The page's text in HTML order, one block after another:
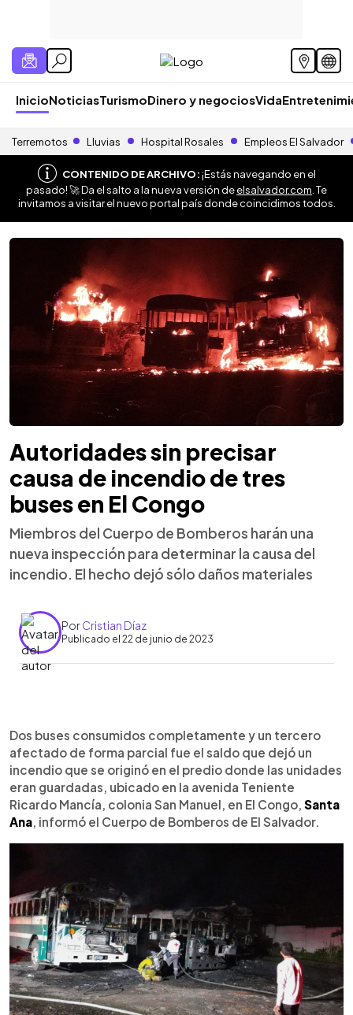
InicioNoticiasTurismoDinero y negociosVida
Terremotos Lluvias Hospital Rosales Empleos El Salvador
CONTENIDO DE ARCHIVO:¡Estás navegando en el
pasado! 🚀 Da el salto a la nueva versión deelsalvador.com . Te
invitamos a visitar el nuevo portal país donde coincidimos todos.
Autoridades sin precisar
causa de incendio de tres
buses en El Congo
Miembros del Cuerpo de Bomberos harán una
nueva inspección para determinar la causa del
incendio. El hecho dejó sólo daños materiales
PorCristian Díaz
Publicado el 22 de junio de 2023
Escuchar artículo
Dos buses consumidos completamente y un tercero
afectado de forma parcial fue el saldo que dejó un
incendio que se originó en el predio donde las unidades
eran guardadas, ubicado en la avenida Teniente
Ricardo Mancía, colonia San Manuel, en El Congo, Santa
Ana , informó el Cuerpo de Bomberos de El Salvador.